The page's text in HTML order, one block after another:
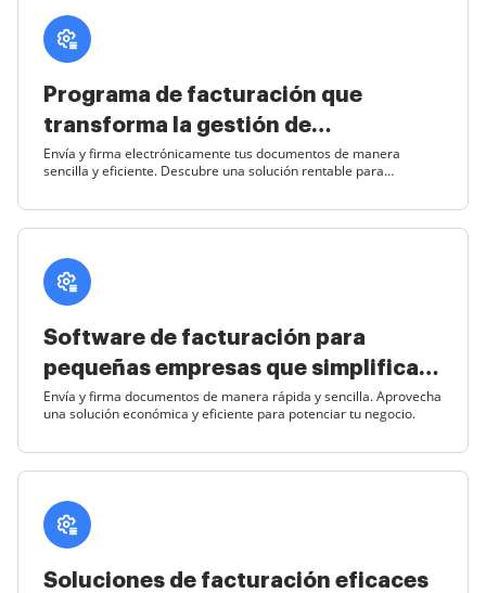
Programa de facturación que
transforma la gestión de
documentos
Envía y firma electrónicamente tus documentos de manera
sencilla y eficiente. Descubre una solución rentable para
Software de facturación para
pequeñas empresas que simplifica
tu gestión
Envía y firma documentos de manera rápida y sencilla. Aprovecha
una solución económica y eficiente para potenciar tu negocio.
Soluciones de facturación eficaces